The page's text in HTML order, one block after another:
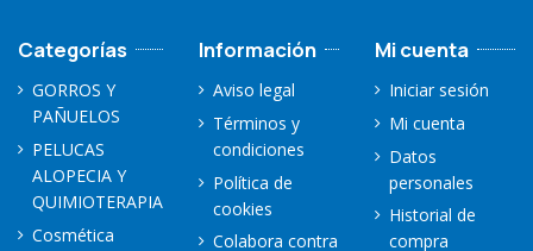
Categorías
GORROS Y
PAÑUELOS
PELUCAS
ALOPECIA Y
QUIMIOTERAPIA
Cosmética
Información
Aviso legal
Términos y
condiciones
Política de
cookies
Colabora contra
Mi cuenta
Iniciar sesión
Mi cuenta
Datos
personales
Historial de
compra